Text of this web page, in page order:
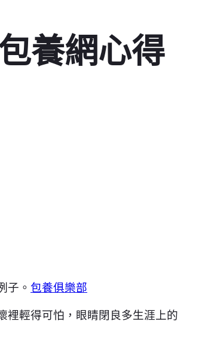
養網心得
子。 包養俱樂部
裡輕得可怕，眼睛閉良多生涯上的